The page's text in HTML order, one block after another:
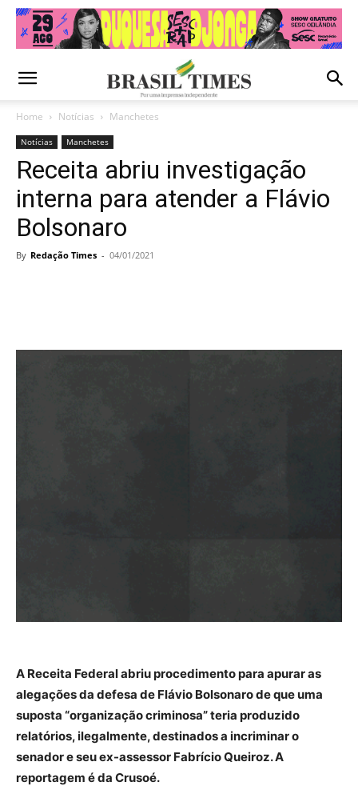
Home Notícias Manchetes
Notícias Manchetes
Receita abriu investigação
interna para atender a Flávio
Bolsonaro
By Redação Times - 04/01/2021
A Receita Federal abriu procedimento para apurar as
alegações da defesa de Flávio Bolsonaro de que uma
suposta “organização criminosa” teria produzido
relatórios, ilegalmente, destinados a incriminar o
senador e seu ex-assessor Fabrício Queiroz. A
reportagem é da Crusoé.